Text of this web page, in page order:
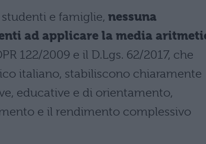
e famiglie, nessuna
ad applicare la media
122/2009 e il D.Lgs. 62/2017, che
italiano, stabiliscono chiaramente
educative e di orientamento,
e il rendimento complessivo